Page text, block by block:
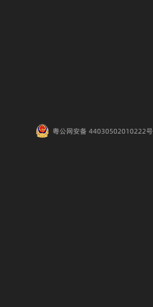
粤公网安备 44030502010222号